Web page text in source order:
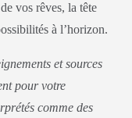
vos rêves, la tête
à l’horizon.
et sources
pour votre
comme des